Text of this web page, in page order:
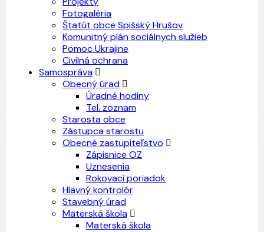
Fotogaléria
Štatút obce Spišský Hrušov
Komunitný plán sociálnych služieb
Pomoc Ukrajine
Civilná ochrana
Samospráva
Obecný úrad
Úradné hodiny
Tel. zoznam
Starosta obce
Zástupca starostu
Obecné zastupiteľstvo
Zápisnice OZ
Uznesenia
Rokovací poriadok
Hlavný kontrolór
Stavebný úrad
Materská škola
Materská škola